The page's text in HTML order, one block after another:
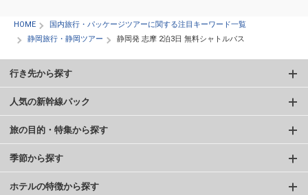
HOME
国内旅行・パッケージツアーに関する注目キーワード一覧
静岡旅行・静岡ツアー
静岡発 志摩 2泊3日 無料シャトルバス
行き先から探す
人気の新幹線パック
旅の目的・特集から探す
季節から探す
ホテルの特徴から探す